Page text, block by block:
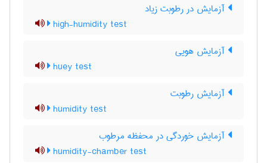
آزمایش در رطوبت زیاد
high-humidity test
آزمایش هویی
huey test
آزمایش رطوبت
humidity test
آزمایش خوردگی در محفظه مرطوب
humidity-chamber test